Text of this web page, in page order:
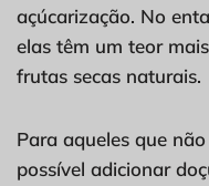
açúcarização. No
elas têm um teor
frutas secas naturais.
Para aqueles que
possível adicionar